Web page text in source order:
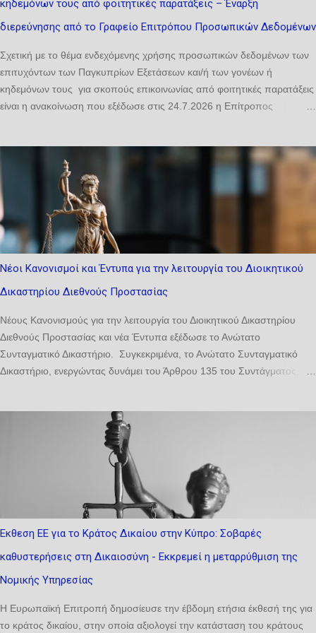
κηδεμόνων τους από φοιτητικές παρατάξεις – Έναρξη
διερεύνησης από το Γραφείο Επιτρόπου Προσωπικών Δεδομένων
Σχετική με το θέμα ενδεχόμενης χρήσης προσωπικών δεδομένων των
επιτυχόντων των Παγκυπρίων Εξετάσεων και/ή των γονέων ή
κηδεμόνων τους για σκοπούς επικοινωνίας από φοιτητικές παρατάξεις
είναι η ανακοίνωση που εξέδωσε στις 24.7.2026 η Επίτροπος
προσωπικών δεδομένων επιτυχόντων και/ή των γονέων ή κηδεμόνων
τους για σκοπούς επικοινωνίας από φοιτητικές παρατάξεις τέθηκε ήδη
ενώπιόν της από γονείς και οργανωμένα σύνολα και έχει τεθεί υπό
διερεύνηση στο πλαίσιο των αρμοδιοτήτων της. Προς διασφάλιση της
ορθής, πλήρους και αποτελεσματικής διερεύνησης του εν λόγω
ζητήματος από την Αρχή, ιδίως λαμβανομένου υπόψη ότι πρόκειται για
πληροφορίες που κατέχονται πρωτογενώς από περισσότερους του
ενός υπεύθυνους επεξεργασίας, η Αρχή επιθυμεί να ενημερώσει κάθε
Νέοι Κανονισμοί και Έντυπα για την λειτουργία του Διοικητικού
Δικαστηρίου Διεθνούς Προστασίας
Νέους Κανονισμούς για την λειτουργία του Διοικητικού Δικαστηρίου
Διεθνούς Προστασίας και νέα Έντυπα εξέδωσε το Ανώτατο
Συνταγματικό Δικαστήριο. Συγκεκριμένα, το Ανώτατο Συνταγματικό
Δικαστήριο, ενεργώντας δυνάμει του Άρθρου 135 του Συντάγματος,
των περί της Ίδρυσης και Λειτουργίας Διοικητικού Δικαστηρίου Διεθνούς
Προστασίας Νόμων του 2018 έως 2026 εξέδωσε τους περί της
Λειτουργίας του Διοικητικού Δικαστηρίου Διεθνούς Προστασίας
Διαδικαστικοί Κανονισμούς του 2026. Σύμφωνα με τον Κανονισμό 3, με
την επιφύλαξη ειδικότερων ρυθμίσεων στους παρόντες Κανονισμούς, ο
Διαδικαστικός Κανονισμός του Ανωτάτου Συνταγματικού Δικαστηρίου
2023 και οι περί της Λειτουργίας του Διοικητικού Δικαστηρίου
Διαδικαστικοί Κανονισμοί του 2015, τυγχάνουν εφαρμογής τηρουμένων
των αναλογιών σε όλες τις προσφυγές, σ...
Εκθεση ΕΕ για το Κράτος Δικαίου στην Κύπρο: Σοβαρές
καθυστερήσεις στη Δικαιοσύνη - Εκκρεμεί η μεταρρύθμιση της
Νομικής Υπηρεσίας
Η Ευρωπαϊκή Επιτροπή δημοσίευσε την έβδομη ετήσια έκθεσή της για
το κράτος δικαίου, στην οποία αξιολογεί την κατάσταση του κράτους